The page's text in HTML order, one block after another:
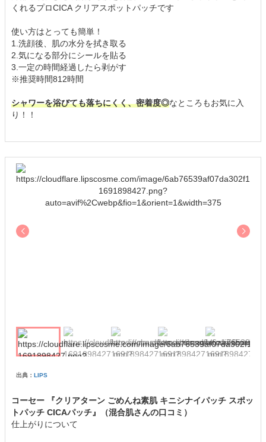
くれるプロCICA クリアスポットパッチです
使い方はとっても簡単！
1.洗顔後、肌の水分を拭き取る
2.気になる部分にシールを貼る
3.一定の時間経過したら剥がす
※推奨時間812時間
シャワーを浴びても落ちにくく、密着度◎なところもお気に入
り！！
出典： LIPS
コーセー 『クリアターン ごめんね素肌 キニシナイパッチ スポッ
トパッチ CICAパッチ』（混合肌さんの口コミ）
仕上がりについて